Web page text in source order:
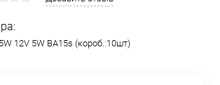
12V 5W BA15s (короб.:10шт)